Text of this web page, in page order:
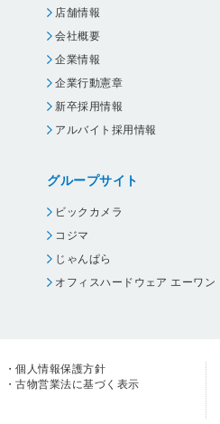
店舗情報
会社概要
企業情報
企業行動憲章
新卒採用情報
アルバイト採用情報
グループサイト
ビックカメラ
コジマ
じゃんぱら
オフィスハードウェア エーワン
・個人情報保護方針
・古物営業法に基づく表示